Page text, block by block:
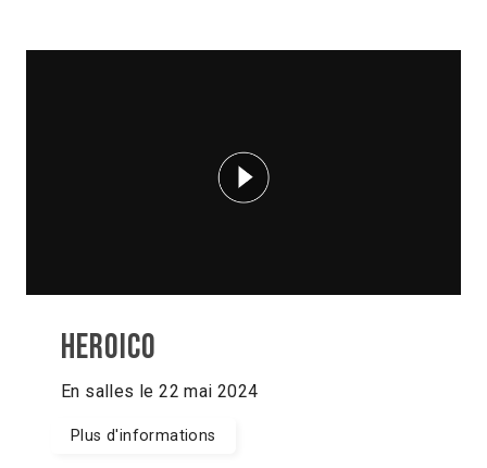
Heroico
En salles le 22 mai 2024
Plus d'informations